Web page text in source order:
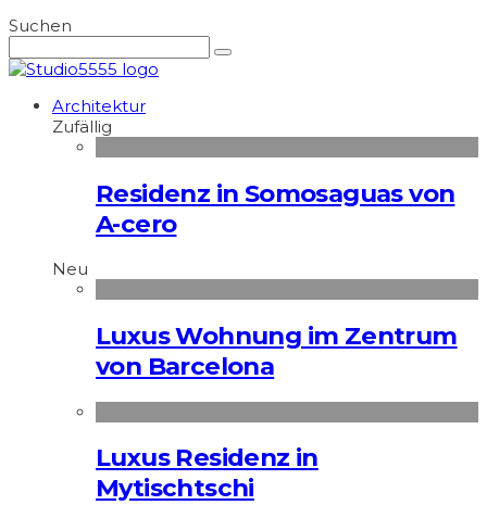
Suchen
Architektur
Zufällig
Residenz in Somosaguas von
A-cero
Neu
Luxus Wohnung im Zentrum
von Barcelona
Luxus Residenz in
Mytischtschi